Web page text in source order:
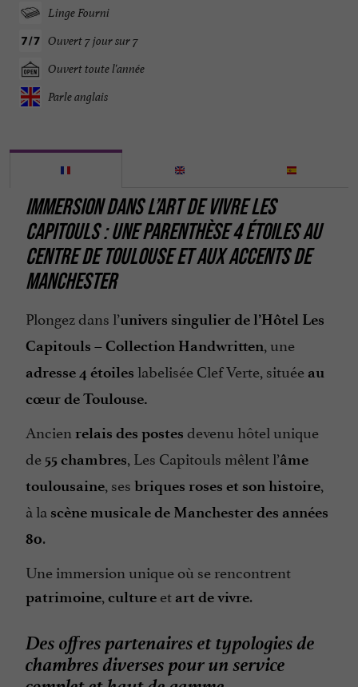
Linge Fourni
Ouvert 7 jour sur 7
Ouvert toute l'année
Parle anglais
IMMERSION DANS L’ART DE VIVRE LES
CAPITOULS : UNE PARENTHÈSE 4 ÉTOILES AU
CENTRE DE TOULOUSE ET AUX ACCENTS DE
MANCHESTER
Plongez dans l’univers singulier de l’Hôtel Les
Capitouls – Collection Handwritten, une
adresse 4 étoiles labelisée Clef Verte, située au
cœur de Toulouse.
Ancien relais des postes devenu hôtel unique
de 55 chambres, Les Capitouls mêlent l’âme
toulousaine, ses briques roses et son histoire,
à la scène musicale de Manchester des années
80.
Une immersion unique où se rencontrent
patrimoine, culture et art de vivre.
Des offres partenaires et typologies de
chambres diverses pour un service